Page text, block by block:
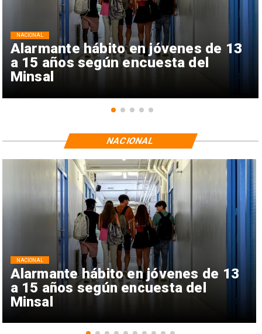
Alarmante hábito en jóvenes de 13
a 15 años según encuesta del
Minsal
NACIONAL
Alarmante hábito en jóvenes de 13
a 15 años según encuesta del
Minsal
NACIONAL
NACIONAL